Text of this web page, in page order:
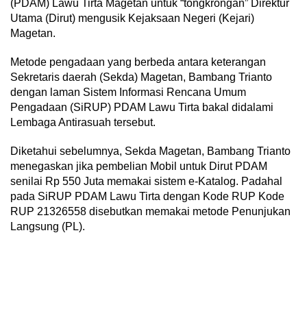
(PDAM) Lawu Tirta Magetan untuk “tongkrongan” Direktur
Utama (Dirut) mengusik Kejaksaan Negeri (Kejari)
Magetan.
Metode pengadaan yang berbeda antara keterangan
Sekretaris daerah (Sekda) Magetan, Bambang Trianto
dengan laman Sistem Informasi Rencana Umum
Pengadaan (SiRUP) PDAM Lawu Tirta bakal didalami
Lembaga Antirasuah tersebut.
Diketahui sebelumnya, Sekda Magetan, Bambang Trianto
menegaskan jika pembelian Mobil untuk Dirut PDAM
senilai Rp 550 Juta memakai sistem e-Katalog. Padahal
pada SiRUP PDAM Lawu Tirta dengan Kode RUP Kode
RUP 21326558 disebutkan memakai metode Penunjukan
Langsung (PL).